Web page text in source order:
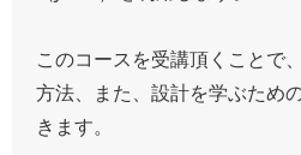
このコースを受講頂くことで
方法、また、設計を学ぶため
きます。